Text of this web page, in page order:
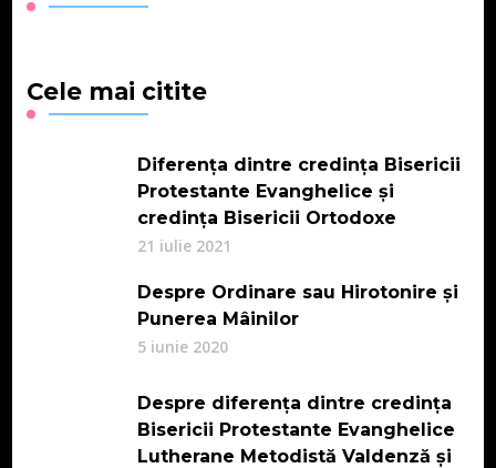
Cele mai citite
Diferența dintre credința Bisericii
Protestante Evanghelice și
credința Bisericii Ortodoxe
21 iulie 2021
Despre Ordinare sau Hirotonire și
Punerea Mâinilor
5 iunie 2020
Despre diferența dintre credința
Bisericii Protestante Evanghelice
Lutherane Metodistă Valdenză și